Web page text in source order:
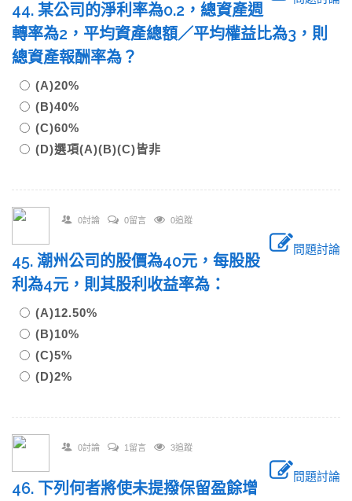
44. 某公司的淨利率為0.2，總資產週
轉率為2，平均資產總額／平均權益比為3，則
總資產報酬率為？
(A)20%
(B)40%
(C)60%
(D)選項(A)(B)(C)皆非
0討論 0留言 0追蹤
問題討論
45. 潮州公司的股價為40元，每股股
利為4元，則其股利收益率為：
(A)12.50%
(B)10%
(C)5%
(D)2%
0討論 1留言 3追蹤
問題討論
46. 下列何者將使未提撥保留盈餘增